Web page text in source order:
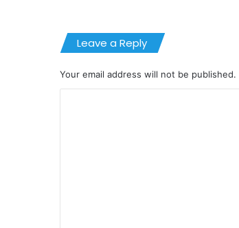
Leave a Reply
Your email address will not be published.